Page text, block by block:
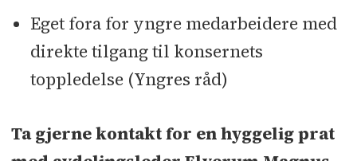
Eget fora for yngre medarbeidere med
direkte tilgang til konsernets
toppledelse (Yngres råd)
Ta gjerne kontakt for en hyggelig prat